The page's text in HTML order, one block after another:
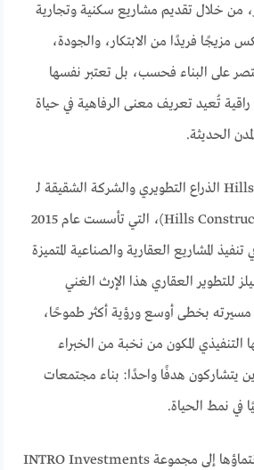
من خلال تقديم مشاريع سكنية وتجارية
فريدًا من الابتكار، والجودة،
على البناء فحسب، بل تعتبر نفسها
تُعيد تعريف معنى الرفاهية في حياة
الحديثة.
تمثل Hills Developments الذراع التطويري والشركة الشقيقة لـ
هيلز كونستركشن (Hills Construction)، التي تأسست عام 2015
المشاريع العقارية والصناعية المتميزة
للتطوير العقاري هذا الإرث الغني
مسيرته بخطى أوسع ورؤية أكثر طموحًا،
المكون من نخبة من الخبراء
يتشاركون هدفًا واحدًا: بناء مجتمعات
في نمط الحياة.
ويعزز من قوة الشركة انتماؤها إلى مجموعة INTRO Investments